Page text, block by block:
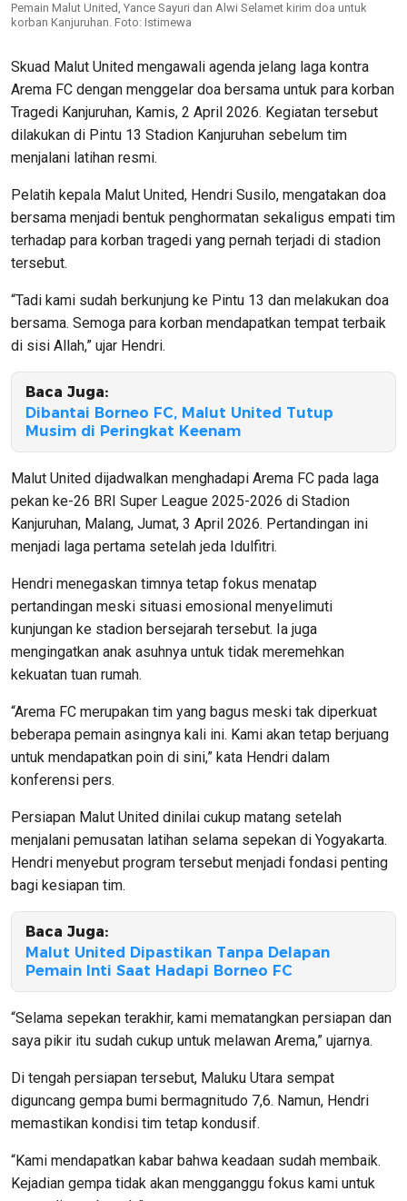
Pemain Malut United, Yance Sayuri dan Alwi Selamet kirim doa untuk
korban Kanjuruhan. Foto: Istimewa
Skuad Malut United mengawali agenda jelang laga kontra
Arema FC dengan menggelar doa bersama untuk para korban
Tragedi Kanjuruhan, Kamis, 2 April 2026. Kegiatan tersebut
dilakukan di Pintu 13 Stadion Kanjuruhan sebelum tim
menjalani latihan resmi.
Pelatih kepala Malut United, Hendri Susilo, mengatakan doa
bersama menjadi bentuk penghormatan sekaligus empati tim
terhadap para korban tragedi yang pernah terjadi di stadion
tersebut.
“Tadi kami sudah berkunjung ke Pintu 13 dan melakukan doa
bersama. Semoga para korban mendapatkan tempat terbaik
di sisi Allah,” ujar Hendri.
Baca Juga:
Dibantai Borneo FC, Malut United Tutup
Musim di Peringkat Keenam
Malut United dijadwalkan menghadapi Arema FC pada laga
pekan ke-26 BRI Super League 2025-2026 di Stadion
Kanjuruhan, Malang, Jumat, 3 April 2026. Pertandingan ini
menjadi laga pertama setelah jeda Idulfitri.
Hendri menegaskan timnya tetap fokus menatap
pertandingan meski situasi emosional menyelimuti
kunjungan ke stadion bersejarah tersebut. Ia juga
mengingatkan anak asuhnya untuk tidak meremehkan
kekuatan tuan rumah.
“Arema FC merupakan tim yang bagus meski tak diperkuat
beberapa pemain asingnya kali ini. Kami akan tetap berjuang
untuk mendapatkan poin di sini,” kata Hendri dalam
konferensi pers.
Persiapan Malut United dinilai cukup matang setelah
menjalani pemusatan latihan selama sepekan di Yogyakarta.
Hendri menyebut program tersebut menjadi fondasi penting
bagi kesiapan tim.
Baca Juga:
Malut United Dipastikan Tanpa Delapan
Pemain Inti Saat Hadapi Borneo FC
“Selama sepekan terakhir, kami mematangkan persiapan dan
saya pikir itu sudah cukup untuk melawan Arema,” ujarnya.
Di tengah persiapan tersebut, Maluku Utara sempat
diguncang gempa bumi bermagnitudo 7,6. Namun, Hendri
memastikan kondisi tim tetap kondusif.
“Kami mendapatkan kabar bahwa keadaan sudah membaik.
Kejadian gempa tidak akan mengganggu fokus kami untuk